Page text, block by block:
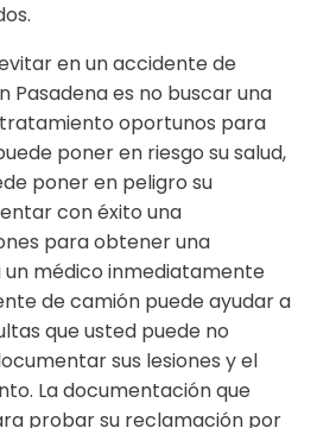
en un accidente de
Pasadena es no buscar una
oportunos para
poner en riesgo su salud,
poner en peligro su
con éxito una
para obtener una
médico inmediatamente
de camión puede ayudar a
que usted puede no
sus lesiones y el
La documentación que
probar su reclamación por